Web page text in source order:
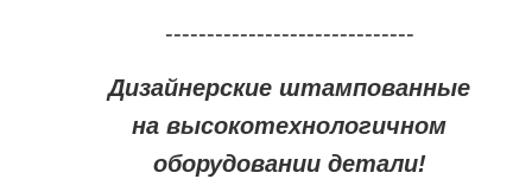
------------------------------
Дизайнерские штампованные
на высокотехнологичном
оборудовании детали!